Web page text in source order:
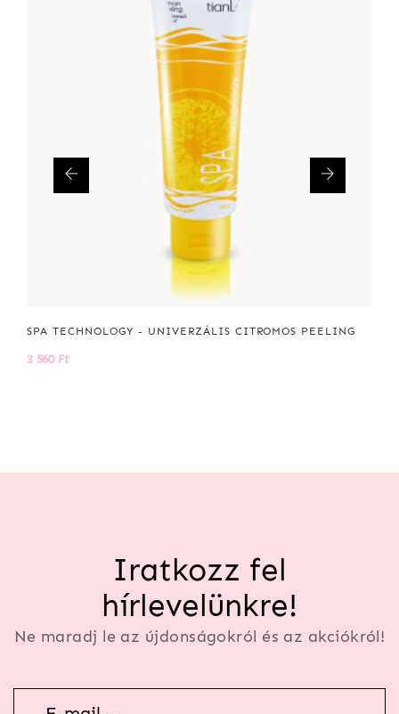
SPA TECHNOLOGY - UNIVERZÁLIS CITROMOS PEELING
3 560 Ft
Iratkozz fel
hírlevelünkre!
Ne maradj le az újdonságokról és az akciókról!